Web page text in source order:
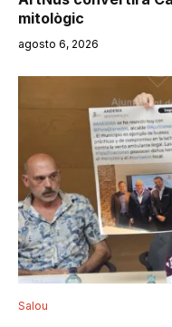
mitològic
agosto 6, 2026
Salou